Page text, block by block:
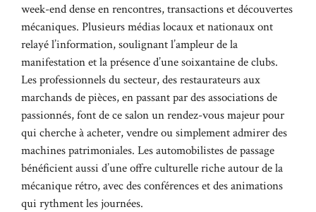
week-end dense en rencontres, transactions et découvertes
mécaniques. Plusieurs médias locaux et nationaux ont
relayé l’information, soulignant l’ampleur de la
manifestation et la présence d’une soixantaine de clubs.
Les professionnels du secteur, des restaurateurs aux
marchands de pièces, en passant par des associations de
passionnés, font de ce salon un rendez-vous majeur pour
qui cherche à acheter, vendre ou simplement admirer des
machines patrimoniales. Les automobilistes de passage
bénéficient aussi d’une offre culturelle riche autour de la
mécanique rétro, avec des conférences et des animations
qui rythment les journées.